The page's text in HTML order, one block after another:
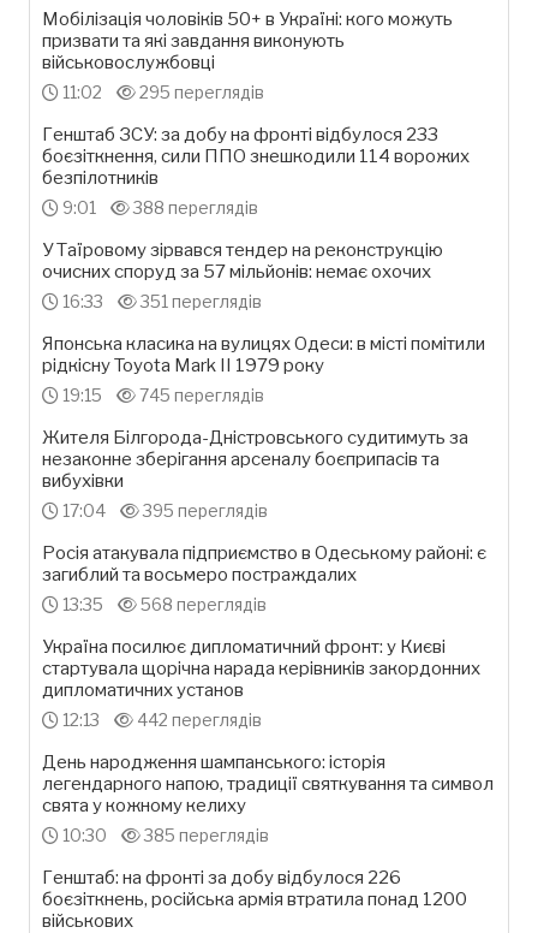
Мобілізація чоловіків 50+ в Україні: кого можуть
призвати та які завдання виконують
військовослужбовці
11:02 295 переглядів
Генштаб ЗСУ: за добу на фронті відбулося 233
боєзіткнення, сили ППО знешкодили 114 ворожих
безпілотників
9:01 388 переглядів
У Таїровому зірвався тендер на реконструкцію
очисних споруд за 57 мільйонів: немає охочих
16:33 351 переглядів
Японська класика на вулицях Одеси: в місті помітили
рідкісну Toyota Mark II 1979 року
19:15 745 переглядів
Жителя Білгорода-Дністровського судитимуть за
незаконне зберігання арсеналу боєприпасів та
вибухівки
17:04 395 переглядів
Росія атакувала підприємство в Одеському районі: є
загиблий та восьмеро постраждалих
13:35 568 переглядів
Україна посилює дипломатичний фронт: у Києві
стартувала щорічна нарада керівників закордонних
дипломатичних установ
12:13 442 переглядів
День народження шампанського: історія
легендарного напою, традиції святкування та символ
свята у кожному келиху
10:30 385 переглядів
Генштаб: на фронті за добу відбулося 226
боєзіткнень, російська армія втратила понад 1200
військових